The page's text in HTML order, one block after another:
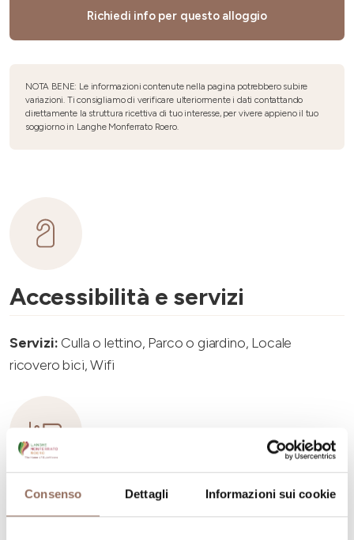
Consenso Dettagli Informazioni sui cookie
Richiedi info per questo alloggio
NOTA BENE: Le informazioni contenute nella pagina potrebbero subire
variazioni. Ti consigliamo di verificare ulteriormente i dati contattando
direttamente la struttura ricettiva di tuo interesse, per vivere appieno il tuo
soggiorno in Langhe Monferrato Roero.
Accessibilità e servizi
Servizi: Culla o lettino, Parco o giardino, Locale
ricovero bici, Wifi
Capacità ricettiva